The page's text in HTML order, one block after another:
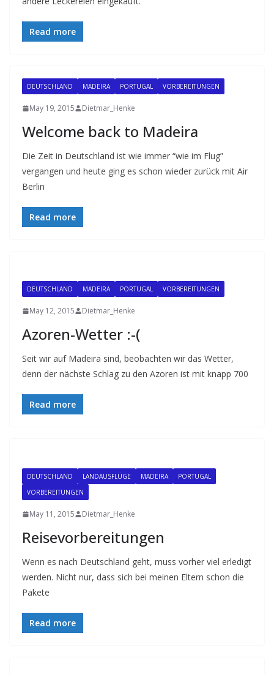
Read more
DEUTSCHLAND MADEIRA PORTUGAL VORBEREITUNGEN
May 19, 2015 Dietmar_Henke
Welcome back to Madeira
Die Zeit in Deutschland ist wie immer “wie im Flug”
vergangen und heute ging es schon wieder zurück mit Air
Berlin
Read more
DEUTSCHLAND MADEIRA PORTUGAL VORBEREITUNGEN
May 12, 2015 Dietmar_Henke
Azoren-Wetter :-(
Seit wir auf Madeira sind, beobachten wir das Wetter,
denn der nächste Schlag zu den Azoren ist mit knapp 700
Read more
DEUTSCHLAND LANDAUSFLÜGE MADEIRA
PORTUGAL
VORBEREITUNGEN
May 11, 2015 Dietmar_Henke
Reisevorbereitungen
Wenn es nach Deutschland geht, muss vorher viel erledigt
werden. Nicht nur, dass sich bei meinen Eltern schon die
Pakete
Read more